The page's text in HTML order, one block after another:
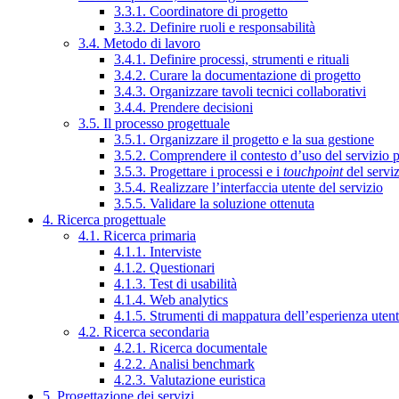
3.3.1. Coordinatore di progetto
3.3.2. Definire ruoli e responsabilità
3.4. Metodo di lavoro
3.4.1. Definire processi, strumenti e rituali
3.4.2. Curare la documentazione di progetto
3.4.3. Organizzare tavoli tecnici collaborativi
3.4.4. Prendere decisioni
3.5. Il processo progettuale
3.5.1. Organizzare il progetto e la sua gestione
3.5.2. Comprendere il contesto d’uso del servizio
3.5.3. Progettare i processi e i touchpointdel
3.5.4. Realizzare l’interfaccia utente del servizio
3.5.5. Validare la soluzione ottenuta
4. Ricerca progettuale
4.1. Ricerca primaria
4.1.1. Interviste
4.1.2. Questionari
4.1.3. Test di usabilità
4.1.4. Web analytics
4.1.5. Strumenti di mappatura dell’esperienza
4.2. Ricerca secondaria
4.2.1. Ricerca documentale
4.2.2. Analisi benchmark
4.2.3. Valutazione euristica
5. Progettazione dei servizi